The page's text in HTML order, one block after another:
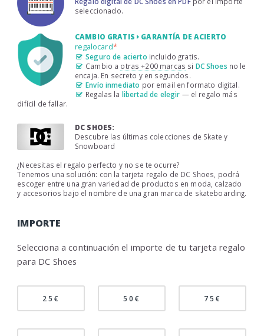
seleccionado.
CAMBIO GRATIS GARANTÍA DE ACIERTO
regalocard*
Seguro de acierto incluido gratis.
Cambio a otras +200 marcas si DC Shoes no le
encaja. En secreto y en segundos.
Envío inmediato por email en formato digital.
Regalas la libertad de elegir — el regalo más
difícil de fallar.
DC SHOES:
Descubre las últimas colecciones de Skate y
Snowboard
¿Necesitas el regalo perfecto y no se te ocurre?
Tenemos una solución: con la tarjeta regalo de DC Shoes, podrá
escoger entre una gran variedad de productos en moda, calzado
y accesorios bajo el nombre de una gran marca de skateboarding.
IMPORTE
Selecciona a continuación el importe de tu tarjeta regalo
para DC Shoes
25€ 50€ 75€